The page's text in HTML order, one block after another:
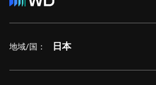
地域/国： 日本